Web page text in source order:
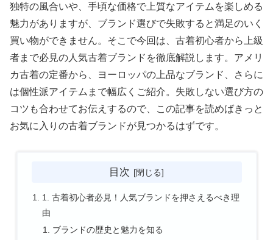
独特の風合いや、手頃な価格で上質なアイテムを楽しめる
魅力がありますが、ブランド選びで失敗すると満足のいく
買い物ができません。そこで今回は、古着初心者から上級
者まで必見の人気古着ブランドを徹底解説します。アメリ
カ古着の定番から、ヨーロッパの上品なブランド、さらに
は個性派アイテムまで幅広くご紹介。失敗しない選び方の
コツも合わせてお伝えするので、この記事を読めばきっと
お気に入りの古着ブランドが見つかるはずです。
目次
1. 古着初心者必見！人気ブランドを押さえるべき理
由
ブランドの歴史と魅力を知る